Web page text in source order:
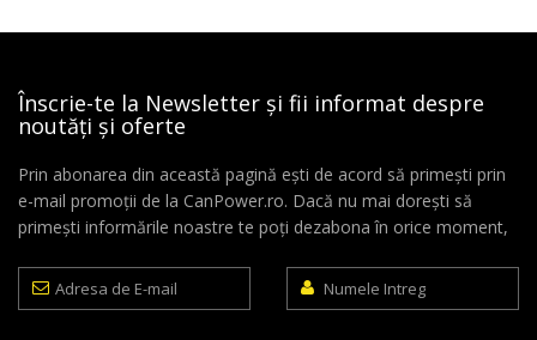
Înscrie-te la Newsletter și fii informat despre
noutăți și oferte
Prin abonarea din această pagină ești de acord să primești prin
e-mail promoții de la CanPower.ro. Dacă nu mai dorești să
primești informările noastre te poți dezabona în orice moment,
Adresa
de
Numele
Intreg